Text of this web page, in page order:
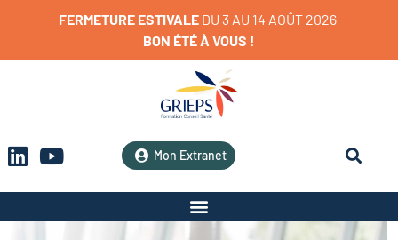
FERMETURE ESTIVALE DU 3 AU 14 AOÛT 2026
BON ÉTÉÀ VOUS !
Mon Extranet